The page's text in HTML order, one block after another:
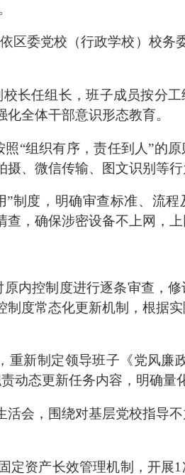
区委党校（行政学校）校务
长任组长，班子成员按分工
全体干部意识形态教育。
照“组织有序，责任到人”的原
、微信传输、图文识别等行
”制度，明确审查标准、流程
，确保涉密设备不上网，上
原内控制度进行逐条审查，
制度常态化更新机制，根据
重新制定领导班子《党风廉
动态更新任务内容，明确量
活会， 围绕对基层党校指导
固定资产长效管理机制，开展1